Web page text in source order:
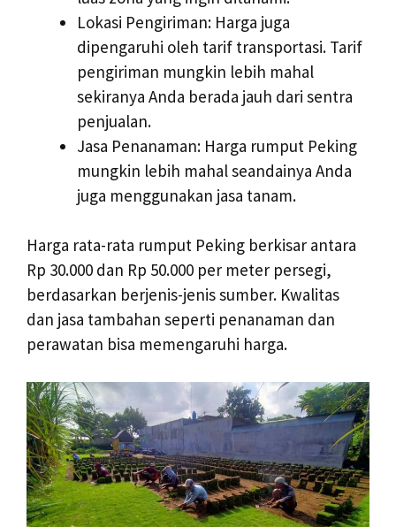
Lokasi Pengiriman: Harga juga
dipengaruhi oleh tarif transportasi. Tarif
pengiriman mungkin lebih mahal
sekiranya Anda berada jauh dari sentra
penjualan.
Jasa Penanaman: Harga rumput Peking
mungkin lebih mahal seandainya Anda
juga menggunakan jasa tanam.
Harga rata-rata rumput Peking berkisar antara
Rp 30.000 dan Rp 50.000 per meter persegi,
berdasarkan berjenis-jenis sumber. Kwalitas
dan jasa tambahan seperti penanaman dan
perawatan bisa memengaruhi harga.